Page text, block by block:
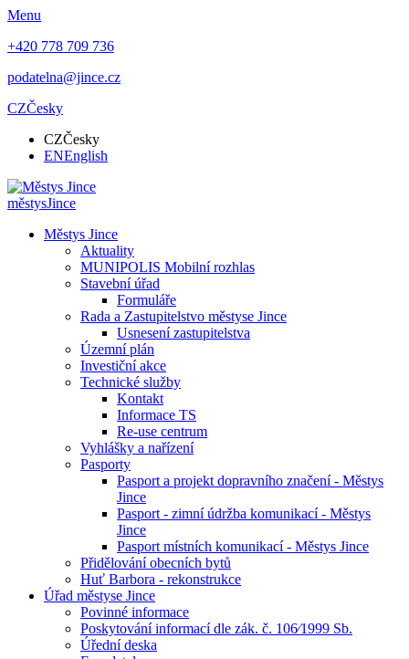
Menu
+420 778 709 736
podatelna@jince.cz
CZČesky
CZČesky
ENEnglish
městysJince
Městys Jince
Aktuality
MUNIPOLIS Mobilní rozhlas
Stavební úřad
Formuláře
Rada a Zastupitelstvo městyse Jince
Usnesení zastupitelstva
Územní plán
Investiční akce
Technické služby
Kontakt
Informace TS
Re-use centrum
Vyhlášky a nařízení
Pasporty
Pasport a projekt dopravního značení - Městys
Jince
Pasport - zimní údržba komunikací - Městys
Jince
Pasport místních komunikací - Městys Jince
Přidělování obecních bytů
Huť Barbora - rekonstrukce
Úřad městyse Jince
Povinné informace
Poskytování informací dle zák. č. 106⁄1999 Sb.
Úřední deska